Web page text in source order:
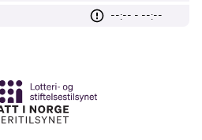
--:-- - --:--